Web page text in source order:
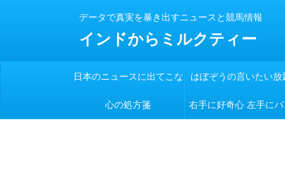
データで真実を暴き出すニュースと競馬情報
インドからミルクティー
日本のニュースに出てこな
い
はぼぞうの言いたい放
心の処方箋 右手に好奇心 左手にパ